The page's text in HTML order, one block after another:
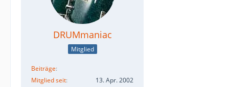
DRUMmaniac
Mitglied
Beiträge
Mitglied seit
13. Apr. 2002